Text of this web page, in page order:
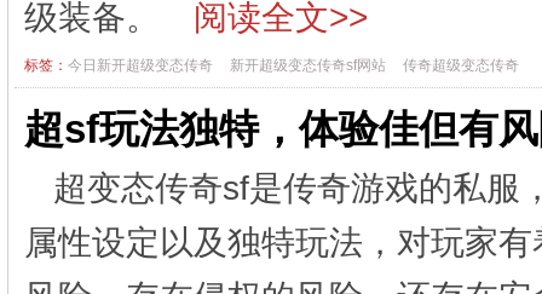
级装备。
阅读全文>>
标签： 今日新开超级变态传奇 新开超级变态传奇sf网站 传奇超级变态传奇
超sf玩法独特，体验佳但有
超变态传奇sf是传奇游戏的私服
属性设定以及独特玩法，对玩家